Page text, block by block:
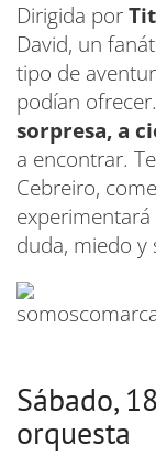
Dirigida por
David, un
tipo de
podían
sorpresa, a
a encontrar.
Cebreiro,
duda, miedo y
Sábado,
orquesta